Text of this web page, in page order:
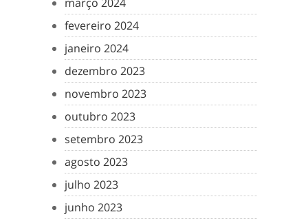
fevereiro 2024
janeiro 2024
dezembro 2023
novembro 2023
outubro 2023
setembro 2023
agosto 2023
julho 2023
junho 2023